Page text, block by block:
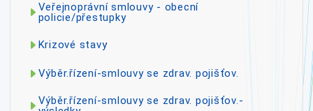
Veřejnoprávní smlouvy - obecní
policie/přestupky
Krizové stavy
Výběr.řízení-smlouvy se zdrav. pojišťov.
Výběr.řízení-smlouvy se zdrav. pojišťov.-